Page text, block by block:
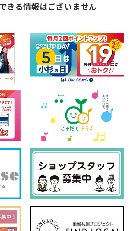
きる情報はございません